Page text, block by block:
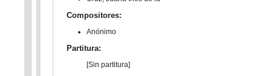
Compositores:
Anónimo
Partitura:
[Sin partitura]